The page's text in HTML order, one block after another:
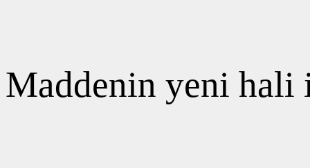
Maddenin yeni hali